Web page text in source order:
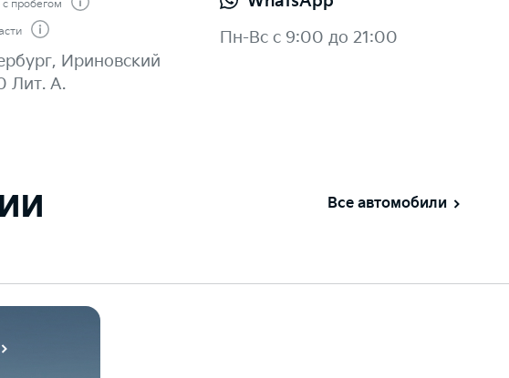
пробегом
Ириновский
Лит. А.
Пн-Вс с 9:00 до 21:00
Все автомобили